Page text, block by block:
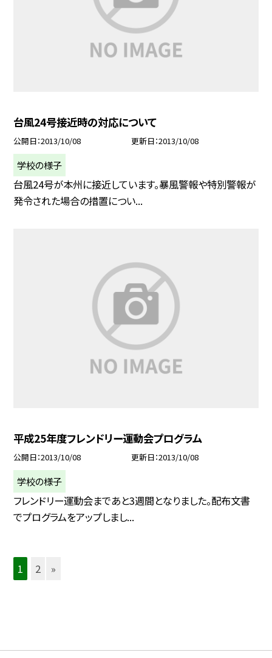
台風24号接近時の対応について
公開日 2013/10/08 更新日 2013/10/08
学校の様子
台風24号が本州に接近しています。暴風警報や特別警報が
発令された場合の措置につい...
平成25年度フレンドリー運動会プログラム
公開日 2013/10/08 更新日 2013/10/08
学校の様子
フレンドリー運動会まであと3週間となりました。配布文書
でプログラムをアップしまし...
1 2 »